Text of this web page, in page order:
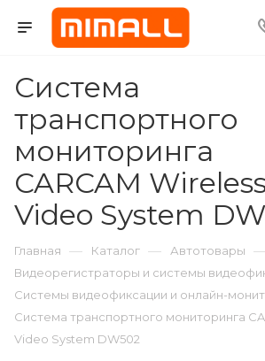
Система
транспортного
мониторинга
CARCAM
Video System
Главная — Каталог — Автотовары
Видеорегистраторы и системы
Системы видеофиксации и онлайн-
Система транспортного мониторинга
Video System DW502